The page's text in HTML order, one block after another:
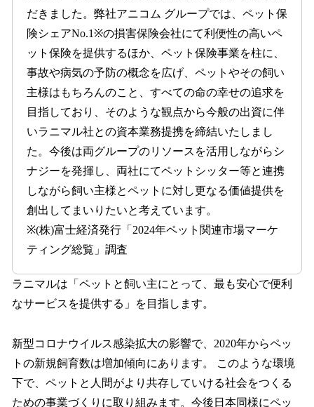
だきました。弊社アニコム グループでは、ペット保
険シェアNo.1※の損害保険会社にて利便性の高いペ
ット保険を提供するほか、ペット保険事業を柱に、
事故や病気の予防の概念を広げ、ペットやその飼い
主様はもちろんのこと、すべての命の幸せの追求を
目指しており、そのような観点から今般の出資に伴
いラニマル社との資本業務提携を締結いたしまし
た。今後は両グループのリソースを活用しながらシ
ナジーを発揮し、両社にてペットシッター等と連携
しながら飼い主様とペットに対し更なる価値提供を
創出してまいりたいと考えています。
※(株)富士経済発行「2024年ペット関連市場マーケ
ティング総覧」調査
ラニマルは「ペットと飼い主にとって、最も安心で便利
なサービスを提供する」を目指します。
新型コロナウイルス感染拡大の影響で、2020年からペッ
トの新規飼育数は増加傾向にあります。 このような環境
下で、ペットと人間がより共存していける社会をつくる
ための事業づくりに取り組みます。今後日本同様にペッ